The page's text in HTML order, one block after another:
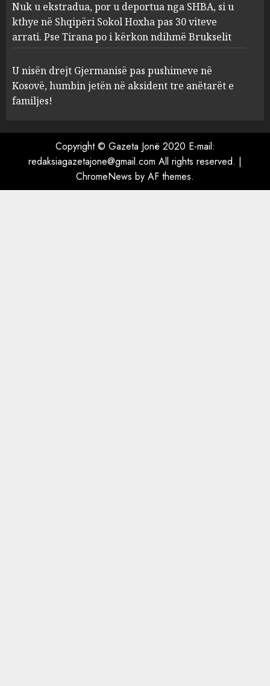
Nuk u ekstradua, por u
deportua nga SHBA, si u kthye
në Shqipëri Sokol Hoxha pas
30 viteve arrati. Pse Tirana po
AUGUST 7, 2026
AUGUST 7, 2026
Nuk u ekstradua, por u deportua nga SHBA, si u
kthye në Shqipëri Sokol Hoxha pas 30 viteve
arrati. Pse Tirana po i kërkon ndihmë Brukselit
U nisën drejt Gjermanisë pas pushimeve në
Kosovë, humbin jetën në aksident tre anëtarët e
familjes!
Copyright © Gazeta Jonë 2020 E-mail:
redaksiagazetajone@gmail.com All rights reserved. |
ChromeNews by AF themes.